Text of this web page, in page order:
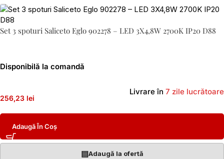
Set 3 spoturi Saliceto Eglo 902278 – LED 3X4,8W 2700K IP20 D88
Disponibilă la comandă
256,23 lei
Livrare în 7 zile lucrătoare
Adaugă În Coș
▤Adaugă la ofertă